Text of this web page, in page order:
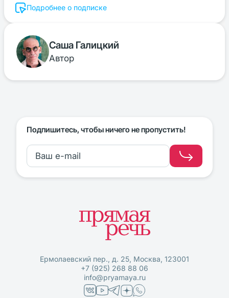
Подробнее о подписке
Саша Галицкий
Автор
Подпишитесь, чтобы ничего не пропустить!
Ермолаевский пер., д. 25, Москва, 123001
+7 (925) 268 88 06
info@pryamaya.ru